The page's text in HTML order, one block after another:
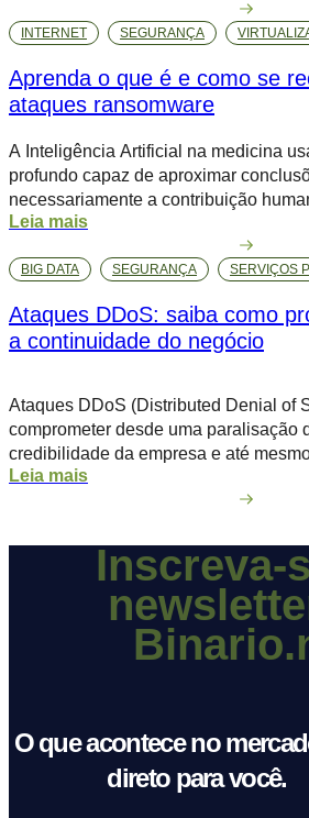
inesperado, lentidão e dificuldades de
consomem tempo e recursos valiosos
INTERNET SEGURANÇA
Aprenda o que é e como se
ataques ransomware
A Inteligência Artificial na medicina
profundo capaz de aproximar
necessariamente a contribuição
Leia mais
BIG DATA SEGURANÇA SERVIÇOS
Ataques DDoS: saiba como
a continuidade do negócio
Ataques DDoS (Distributed Denial of
comprometer desde uma paralisação
credibilidade da empresa e até
importantes da companhia. Além de
posicionamento no ambiente online,
incluem o sequestro de dados
Leia mais
Inscreva-
O que acontece no
direto para você.